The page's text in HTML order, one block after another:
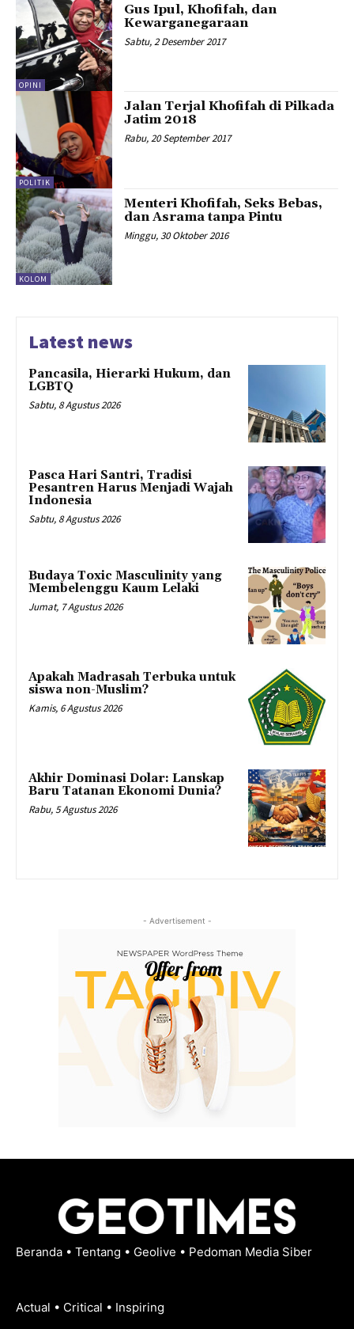
OPINI
Gus Ipul, Khofifah, dan
Kewarganegaraan
Sabtu, 2 Desember 2017
POLITIK
Jalan Terjal Khofifah di Pilkada
Jatim 2018
Rabu, 20 September 2017
KOLOM
Menteri Khofifah, Seks Bebas,
dan Asrama tanpa Pintu
Minggu, 30 Oktober 2016
Latest news
Pancasila, Hierarki Hukum, dan
LGBTQ
Sabtu, 8 Agustus 2026
Pasca Hari Santri, Tradisi
Pesantren Harus Menjadi Wajah
Indonesia
Sabtu, 8 Agustus 2026
Budaya Toxic Masculinity yang
Membelenggu Kaum Lelaki
Jumat, 7 Agustus 2026
Apakah Madrasah Terbuka untuk
siswa non-Muslim?
Kamis, 6 Agustus 2026
Akhir Dominasi Dolar: Lanskap
Baru Tatanan Ekonomi Dunia?
Rabu, 5 Agustus 2026
- Advertisement -
Beranda • Tentang • Geolive • Pedoman Media Siber
Actual • Critical • Inspiring